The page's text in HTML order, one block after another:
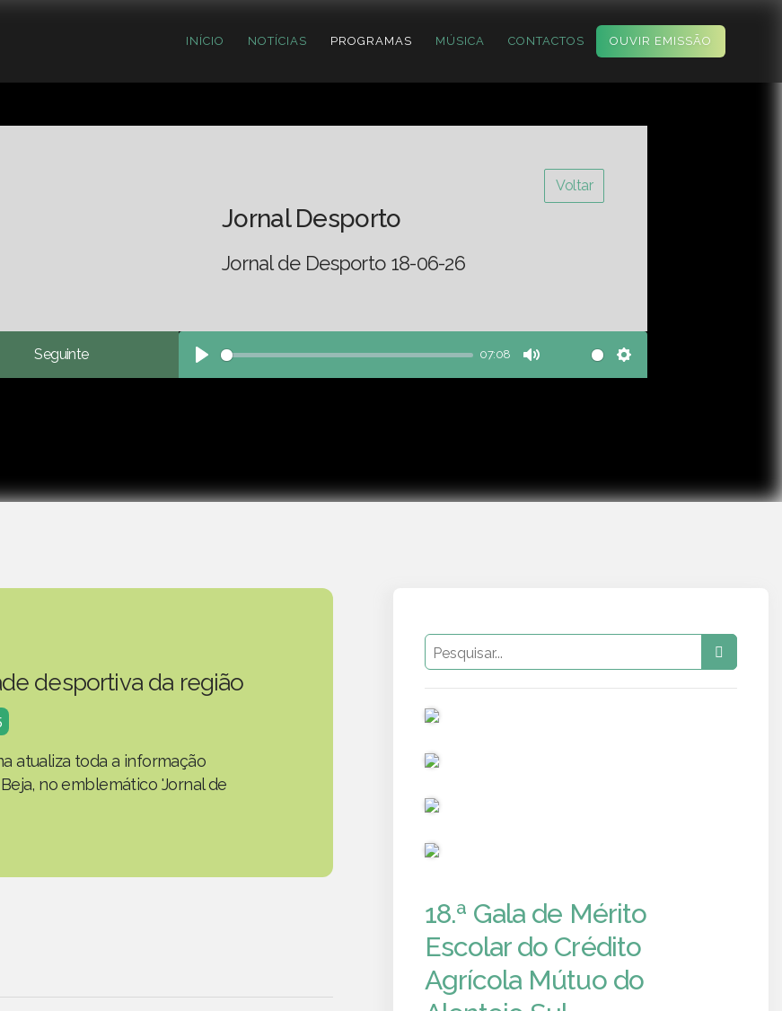
INÍCIO NOTÍCIAS PROGRAMAS MÚSICA CONTACTOS OUVIR EMISSÃO
Voltar
Jornal Desporto
Jornal de Desporto 18-06-26
Seguinte
Play
07:08
Mute Settings
desportiva da região
atualiza toda a informação
no emblemático 'Jornal de
18.ª Gala de Mérito
Escolar do Crédito
Agrícola Mútuo do